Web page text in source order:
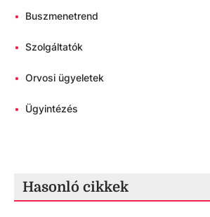
• Buszmenetrend
• Szolgáltatók
• Orvosi ügyeletek
• Ügyintézés
Hasonló cikkek